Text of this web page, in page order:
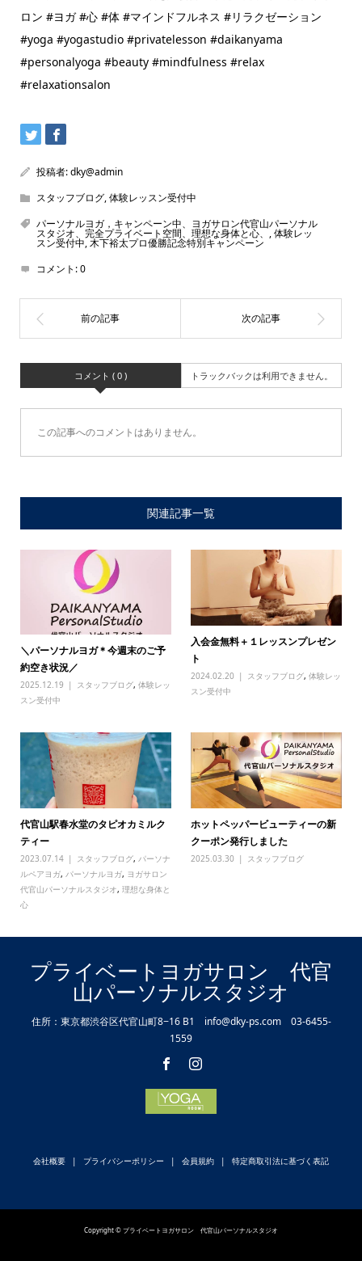
ロン #ヨガ #心 #体 #マインドフルネス #リラクゼーション
#yoga #yogastudio #privatelesson #daikanyama
#personalyoga #beauty #mindfulness #relax
#relaxationsalon
投稿者:dky@admin
スタッフブログ,体験レッスン受付中
パーソナルヨガ，キャンペーン中、ヨガサロン代官山パーソナル
スタジオ、完全プライベート空間、理想な身体と心、,体験レッ
スン受付中,木下裕太プロ優勝記念特別キャンペーン
コメント:0
コメント ( 0 ) トラックバックは利用できません。
この記事へのコメントはありません。
関連記事一覧
＼パーソナルヨガ＊今週末のご予
約空き状況／
2025.12.19 スタッフブログ, 体験レッ
スン受付中
入会金無料＋１レッスンプレゼン
ト
2024.02.20 スタッフブログ,体験レッ
スン受付中
代官山駅春水堂のタピオカミルク
ティー
2023.07.14 スタッフブログ, パーソナ
ルペアヨガ, パーソナルヨガ, ヨガサロン
代官山パーソナルスタジオ, 理想な身体と
心
ホットペッパービューティーの新
クーポン発行しました
2025.03.30 スタッフブログ
プライベートヨガサロン 代官
山パーソナルスタジオ
住所：東京都渋谷区代官山町8−16 B1 info@dky-ps.com 03-6455-
1559
会社概要 プライバシーポリシー 会員規約 特定商取引法に基づく表記
Copyright © プライベートヨガサロン 代官山パーソナルスタジオ